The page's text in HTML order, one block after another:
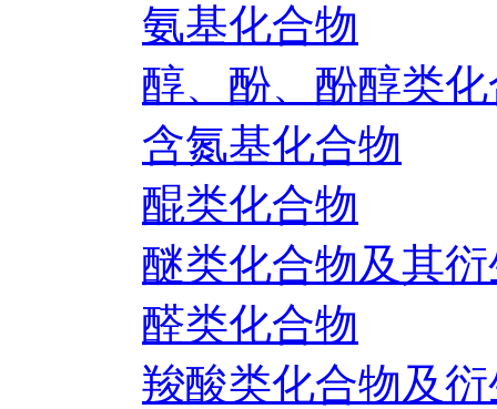
氨基化合物
醇、酚、酚醇类
含氮基化合物
醌类化合物
醚类化合物及其
醛类化合物
羧酸类化合物及